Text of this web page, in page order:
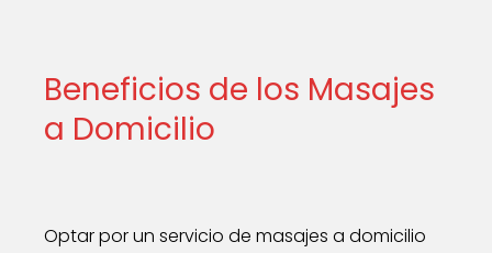
Beneficios de los Masajes
a Domicilio
Optar por un servicio de masajes a domicilio